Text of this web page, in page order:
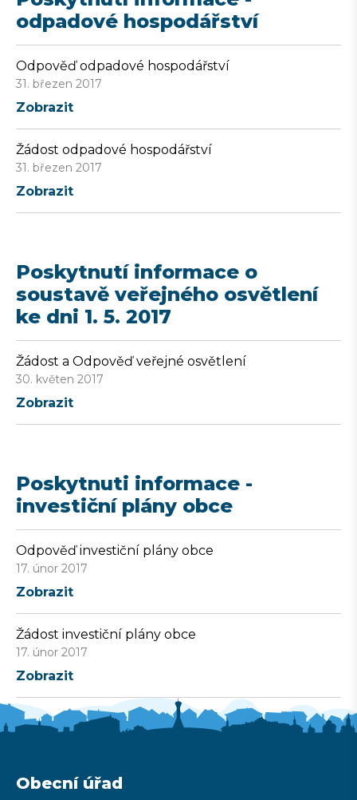
odpadové hospodářství
Odpověď odpadové hospodářství
31. březen 2017
Zobrazit
Žádost odpadové hospodářství
31. březen 2017
Zobrazit
Poskytnutí informace o
soustavě veřejného osvětlení
ke dni 1. 5. 2017
Žádost a Odpověď veřejné osvětlení
30. květen 2017
Zobrazit
Poskytnuti informace -
investiční plány obce
Odpověď investiční plány obce
17. únor 2017
Zobrazit
Žádost investiční plány obce
17. únor 2017
Zobrazit
Obecní úřad